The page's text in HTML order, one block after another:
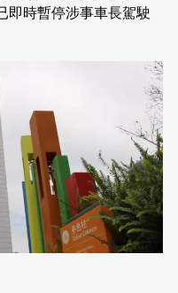
即時暫停涉事車長駕駛